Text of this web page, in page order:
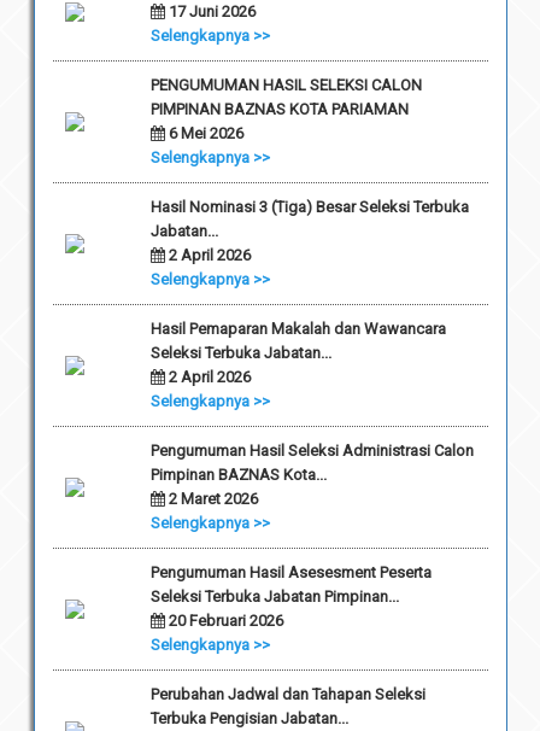
17 Juni 2026
Selengkapnya >>
PENGUMUMAN HASIL SELEKSI CALON
PIMPINAN BAZNAS KOTA PARIAMAN
6 Mei 2026
Selengkapnya >>
Hasil Nominasi 3 (Tiga) Besar Seleksi Terbuka
Jabatan...
2 April 2026
Selengkapnya >>
Hasil Pemaparan Makalah dan Wawancara
Seleksi Terbuka Jabatan...
2 April 2026
Selengkapnya >>
Pengumuman Hasil Seleksi Administrasi Calon
Pimpinan BAZNAS Kota...
2 Maret 2026
Selengkapnya >>
Pengumuman Hasil Asesesment Peserta
Seleksi Terbuka Jabatan Pimpinan...
20 Februari 2026
Selengkapnya >>
Perubahan Jadwal dan Tahapan Seleksi
Terbuka Pengisian Jabatan...